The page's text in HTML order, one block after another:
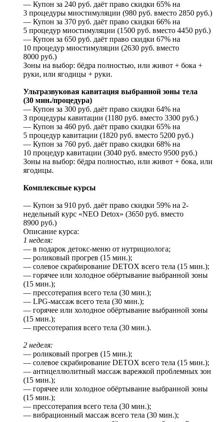
— Купон за 240 руб. даёт право скидки 65% на
3 процедуры миостимуляции (980 руб. вместо 2850 руб.)
— Купон за 370 руб. даёт право скидки 66% на
5 процедур миостимуляции (1500 руб. вместо 4450 руб.)
— Купон за 650 руб. даёт право скидки 67% на
10 процедур миостимуляции (2630 руб. вместо
8000 руб.)
Зоны на выбор: бёдра полностью, или живот + бока +
руки, или ягодицы + руки.
Ультразвуковая кавитация выбранной зоны тела
(30 мин./процедура)
— Купон за 300 руб. даёт право скидки 64% на
3 процедуры кавитации (1180 руб. вместо 3300 руб.)
— Купон за 460 руб. даёт право скидки 65% на
5 процедур кавитации (1820 руб. вместо 5200 руб.)
— Купон за 760 руб. даёт право скидки 68% на
10 процедур кавитации (3040 руб. вместо 9500 руб.)
Зоны на выбор: бёдра полностью, или живот + бока, или
ягодицы.
Комплексные курсы
— Купон за 910 руб. даёт право скидки 59% на 2-
недельный курс «NEO Detox» (3650 руб. вместо
8900 руб.)
Описание курса:
1 неделя:
— в подарок детокс-меню от нутрициолога;
— роликовый прогрев (15 мин.);
— солевое скрабирование DETOX всего тела (15 мин.);
— горячее или холодное обёртывание выбранной зоны
(15 мин.);
— прессотерапия всего тела (30 мин.);
— LPG-массаж всего тела (30 мин.);
— горячее или холодное обёртывание выбранной зоны
(15 мин.);
— прессотерапия всего тела (30 мин.).
2 неделя:
— роликовый прогрев (15 мин.);
— солевое скрабирование DETOX всего тела (15 мин.);
— антицеллюлитный массаж варежкой проблемных зон
(15 мин.);
— горячее или холодное обёртывание выбранной зоны
(15 мин.);
— прессотерапия всего тела (30 мин.);
— вибрационный массаж всего тела (30 мин.);